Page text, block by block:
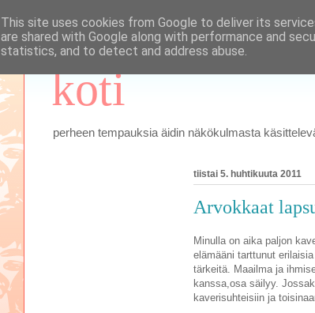
koti
perheen tempauksia äidin näkökulmasta
tiistai 5. huhtikuuta 2011
Arvokkaat
Minulla on aika paljon
elämääni tarttunut
tärkeitä. Maailma ja
kanssa,osa säilyy.
kaverisuhteisiin ja
This site uses cookies from Google to deliver its
are shared with Google along with performance and
statistics, and to detect and address abuse.